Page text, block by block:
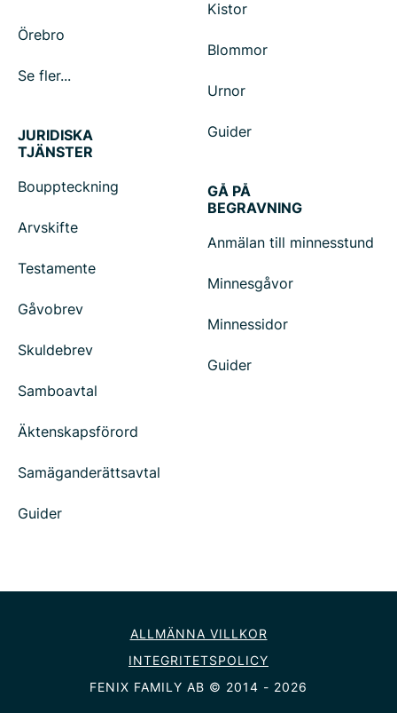
Örebro
Se fler...
Kistor
Blommor
Urnor
Guider
JURIDISKA
TJÄNSTER
Bouppteckning
Arvskifte
Testamente
Gåvobrev
Skuldebrev
Samboavtal
Äktenskapsförord
Samäganderättsavtal
Guider
GÅ PÅ
BEGRAVNING
Anmälan till minnesstund
Minnesgåvor
Minnessidor
Guider
FENIX FAMILY AB © 2014 - 2026
ALLMÄNNA VILLKOR
INTEGRITETSPOLICY